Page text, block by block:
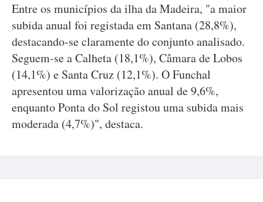
Entre os municípios da ilha da Madeira, "a maior
subida anual foi registada em Santana (28,8%),
destacando-se claramente do conjunto analisado.
Seguem-se a Calheta (18,1%), Câmara de Lobos
(14,1%) e Santa Cruz (12,1%). O Funchal
apresentou uma valorização anual de 9,6%,
enquanto Ponta do Sol registou uma subida mais
moderada (4,7%)", destaca.